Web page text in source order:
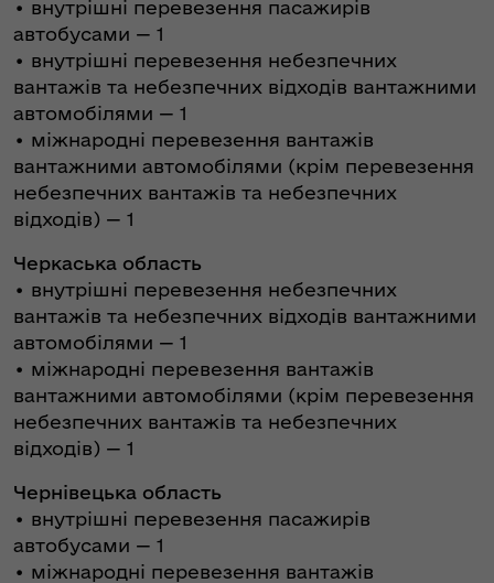
• внутрішні перевезення пасажирів
автобусами — 1
• внутрішні перевезення небезпечних
вантажів та небезпечних відходів вантажними
автомобілями — 1
• міжнародні перевезення вантажів
вантажними автомобілями (крім перевезення
небезпечних вантажів та небезпечних
відходів) — 1
Черкаська область
• внутрішні перевезення небезпечних
вантажів та небезпечних відходів вантажними
автомобілями — 1
• міжнародні перевезення вантажів
вантажними автомобілями (крім перевезення
небезпечних вантажів та небезпечних
відходів) — 1
Чернівецька область
• внутрішні перевезення пасажирів
автобусами — 1
• міжнародні перевезення вантажів